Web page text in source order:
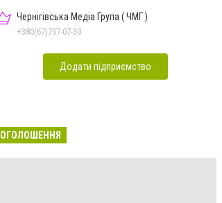
Чернігівська Медіа Група ( ЧМГ )
+380(67)757-07-30
Додати підприємство
ОГОЛОШЕННЯ